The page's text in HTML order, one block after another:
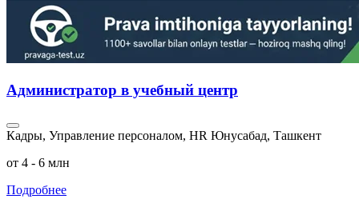
Администратор в учебный центр
Кадры, Управление персоналом, HR Юнусабад, Ташкент
от 4 - 6 млн
Подробнее